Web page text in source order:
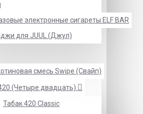
электронные сигареты ELF BAR
для JUUL (Джул)
смесь Swipe (Свайп)
(Четыре двадцать)
Табак 420 Classic